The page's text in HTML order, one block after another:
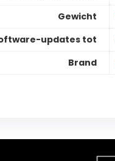
Gewicht
updates tot
Brand